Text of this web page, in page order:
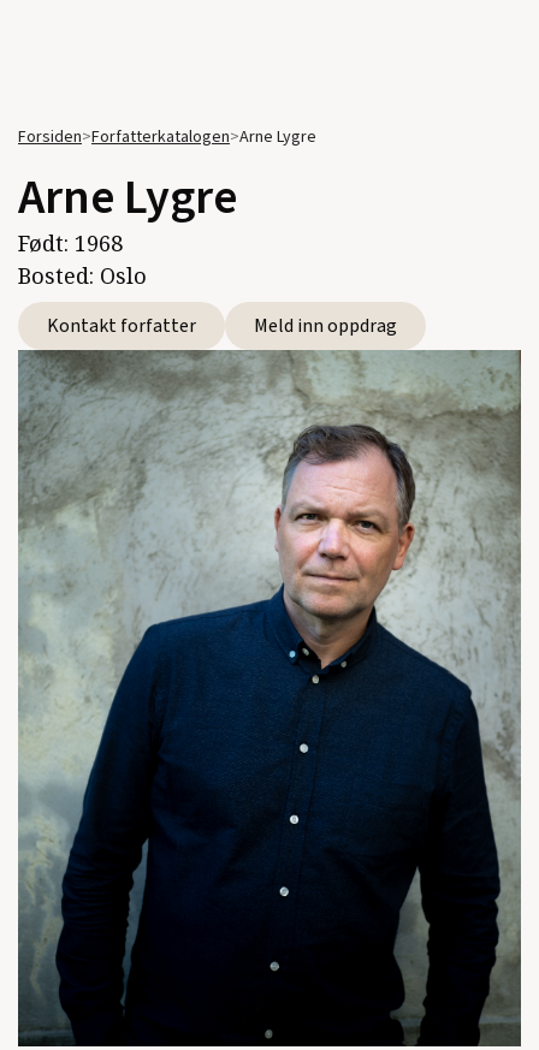
Forsiden>Forfatterkatalogen>Arne Lygre
Arne Lygre
Født: 1968
Bosted: Oslo
Kontakt forfatter Meld inn oppdrag